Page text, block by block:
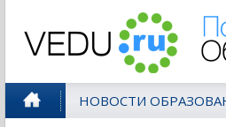
НОВОСТИ